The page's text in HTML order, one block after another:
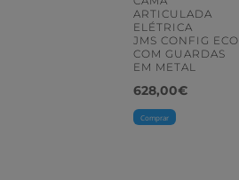
ARTICULADA
ELÉTRICA
JMS CONFIG ECO
COM GUARDAS
EM METAL
628,00€
Comprar